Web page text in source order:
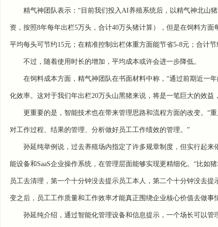
精气神团队表示：“目前我们投入AI养殖系统后，以精气神北山
资，按照8年每年出栏5万头，合计40万头猪计算），但是在饲料方
平均每头可节约15元；在精准控制出栏体重方面能节省5-8元；合计
不过，随着使用时长的增加，平均成本或许会进一步降低。
在饲料成本方面，精气神团队在书面材料中称，“通过前期近一
化效率。这对于我们年出栏20万头山黑猪来说，将是一笔巨大的效益
更重要的是，智能技术也在带来管理思路和流程方面的改变。“
对工作过程、结果的管理、分析做好员工工作绩效的管理。”
孙延纯举例说，过去养殖场内指定了许多规章制度，但实行起
能设备和SaaS企业操作系统，在管理层面能够实现更精细化。“比
员工去清理，第一个十分钟没去提示员工本人，第二个十分钟没去
变之后，员工工作质量和工作效率才能真正围绕企业核心价值去做事
孙延纯介绍，通过智能化管理设备和信息提示，一个场长可以